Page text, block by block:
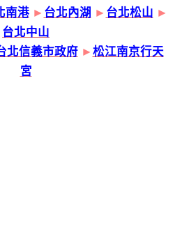
南港 ► 台北內湖 ► 台北松山 ►
台北中山
北信義市政府► 松江南京行天
宮